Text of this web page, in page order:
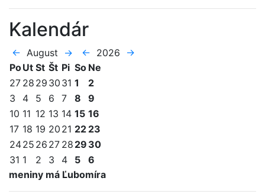
Kalendár
← August → ← 2026
→
PoUt St Št Pi So Ne
27 28 29 30 31 1
2
3
4 5 6 7 8
9
10 11 12 13 14 15 16
17 18 19 20 21 22 23
2425 26 27 28 29 30
31 1 2 3 4 5
6
meniny má Ľubomíra